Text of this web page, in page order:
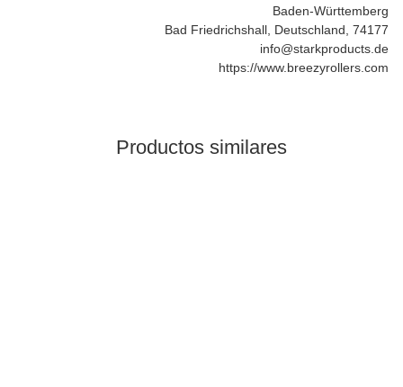
Baden-Württemberg
Bad Friedrichshall, Deutschland, 74177
info@starkproducts.de
https://www.breezyrollers.com
Productos similares